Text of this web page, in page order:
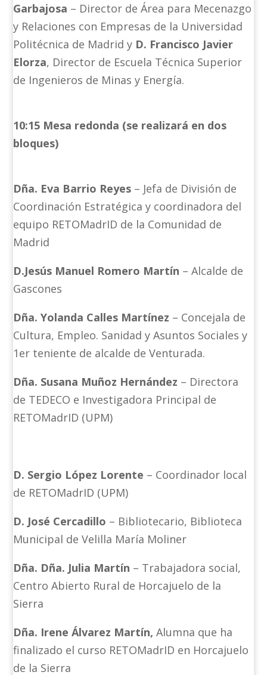
Garbajosa – Director de Área para Mecenazgo
y Relaciones con Empresas de la Universidad
Politécnica de Madrid y D. Francisco Javier
Elorza, Director de Escuela Técnica Superior
de Ingenieros de Minas y Energía.
10:15 Mesa redonda (se realizará en dos
bloques)
Dña. Eva Barrio Reyes – Jefa de División de
Coordinación Estratégica y coordinadora del
equipo RETOMadrID de la Comunidad de
Madrid
D.Jesús Manuel Romero Martín – Alcalde de
Gascones
Dña. Yolanda Calles Martínez – Concejala de
Cultura, Empleo. Sanidad y Asuntos Sociales y
1er teniente de alcalde de Venturada.
Dña. Susana Muñoz Hernández – Directora
de TEDECO e Investigadora Principal de
RETOMadrID (UPM)
D. Sergio López Lorente – Coordinador local
de RETOMadrID (UPM)
D. José Cercadillo – Bibliotecario, Biblioteca
Municipal de Velilla María Moliner
Dña. Dña. Julia Martín – Trabajadora social,
Centro Abierto Rural de Horcajuelo de la
Sierra
Dña. Irene Álvarez Martín,Alumna que ha
finalizado el curso RETOMadrID en Horcajuelo
de la Sierra